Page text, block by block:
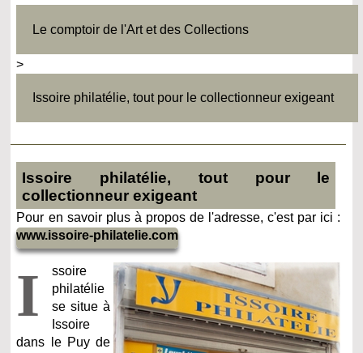
Le comptoir de l'Art et des Collections
>
Issoire philatélie, tout pour le collectionneur exigeant
Issoire philatélie, tout pour le
collectionneur exigeant
Pour en savoir plus à propos de l'adresse, c'est par ici :
www.issoire-philatelie.com
I
ssoire
philatélie
se situe à
Issoire
dans le Puy de